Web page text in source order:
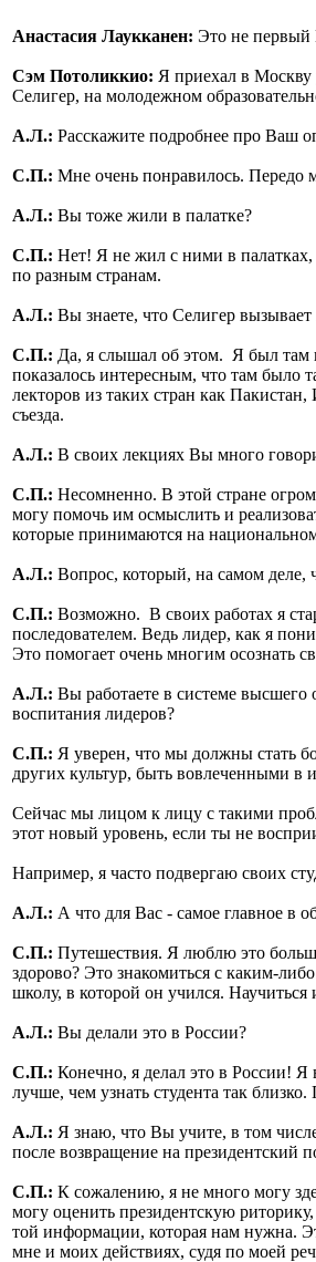
Анастасия Лаукканен: Это не первый
Сэм Потоликкио: Я приехал в Москву
Селигер, на молодежном
А.Л.: Расскажите подробнее про Ваш
С.П.: Мне очень понравилось. Передо
А.Л.: Вы тоже жили в палатке?
С.П.: Нет! Я не жил с ними в палатках,
по разным странам.
А.Л.: Вы знаете, что Селигер
С.П.: Да, я слышал об этом. Я был там
показалось интересным, что там
лекторов из таких стран как
съезда.
А.Л.: В своих лекциях Вы много
С.П.: Несомненно. В этой стране
могу помочь им осмыслить и
которые принимаются на
А.Л.: Вопрос, который, на самом деле,
С.П.: Возможно. В своих работах я
последователем. Ведь лидер, как я
Это помогает очень многим осознать
А.Л.: Вы работаете в системе высшего
воспитания лидеров?
С.П.: Я уверен, что мы должны стать
других культур, быть вовлеченными в
Сейчас мы лицом к лицу с такими
этот новый уровень, если ты не
Например, я часто подвергаю своих
А.Л.: А что для Вас - самое главное в
С.П.: Путешествия. Я люблю это
здорово? Это знакомиться с каким-
школу, в которой он учился.
А.Л.: Вы делали это в России?
С.П.: Конечно, я делал это в России!
лучше, чем узнать студента так
А.Л.: Я знаю, что Вы учите, в том
после возвращение на президентский
С.П.: К сожалению, я не много могу
могу оценить президентскую
той информации, которая нам нужна.
мне и моих действиях, судя по моей